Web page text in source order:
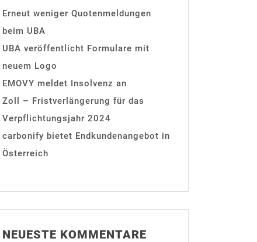
Erneut weniger Quotenmeldungen
beim UBA
UBA veröffentlicht Formulare mit
neuem Logo
EMOVY meldet Insolvenz an
Zoll – Fristverlängerung für das
Verpflichtungsjahr 2024
carbonify bietet Endkundenangebot in
Österreich
NEUESTE KOMMENTARE